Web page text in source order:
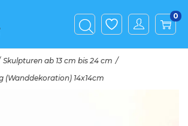
0
Skulpturen ab 13 cm bis 24 cm /
(Wanddekoration) 14x14cm